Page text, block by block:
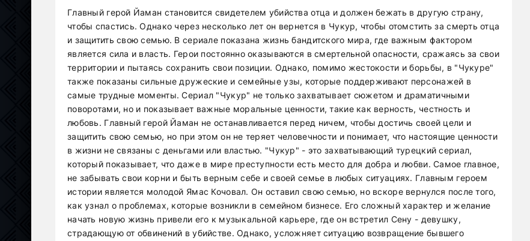
Главный герой Йаман становится свидетелем убийства отца и должен бежать в другую страну,
чтобы спастись. Однако через несколько лет он вернется в Чукур, чтобы отомстить за смерть отца
и защитить свою семью. В сериале показана жизнь бандитского мира, где важным фактором
является сила и власть. Герои постоянно оказываются в смертельной опасности, сражаясь за свои
территории и пытаясь сохранить свои позиции. Однако, помимо жестокости и борьбы, в "Чукуре"
также показаны сильные дружеские и семейные узы, которые поддерживают персонажей в
самые трудные моменты. Сериал "Чукур" не только захватывает сюжетом и драматичными
поворотами, но и показывает важные моральные ценности, такие как верность, честность и
любовь. Главный герой Йаман не останавливается перед ничем, чтобы достичь своей цели и
защитить свою семью, но при этом он не теряет человечности и понимает, что настоящие ценности
в жизни не связаны с деньгами или властью. "Чукур" - это захватывающий турецкий сериал,
который показывает, что даже в мире преступности есть место для добра и любви. Самое главное,
не забывать свои корни и быть верным себе и своей семье в любых ситуациях. Главным героем
истории является молодой Ямас Кочовал. Он оставил свою семью, но вскоре вернулся после того,
как узнал о проблемах, которые возникли в семейном бизнесе. Его сложный характер и желание
начать новую жизнь привели его к музыкальной карьере, где он встретил Сену - девушку,
страдающую от обвинений в убийстве. Однако, усложняет ситуацию возвращение бывшего